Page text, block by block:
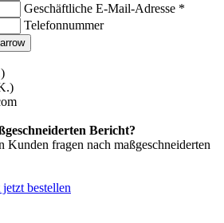
Geschäftliche E-Mail-Adresse *
Telefonnummer
Bericht?
Kunden fragen nach maßgeschneiderten
bestellen